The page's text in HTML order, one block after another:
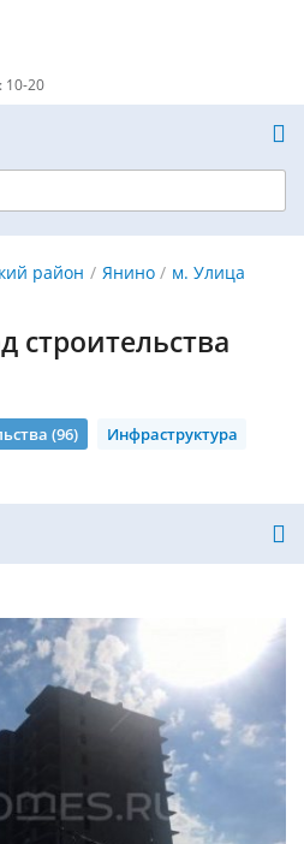
10-20
район Янино
м. Улица
строительства
(96)
Инфраструктура